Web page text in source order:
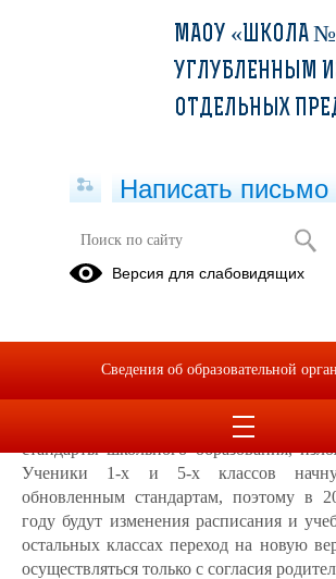
Обновленные ФГОС
ООО
1 сентября 2022 года
стандарты школьного образования,
Ученики 1-х и 5-х классов
обновленным стандартам, поэтому в
году будут изменения расписания и
остальных классах переход на новую
осуществляться только с согласия
МАОУ «ШКОЛА №
УГЛУБЛЕННЫМ
ОТДЕЛЬНЫХ
Написать письмо
Версия для слабовидящих
Сведения об образовательной